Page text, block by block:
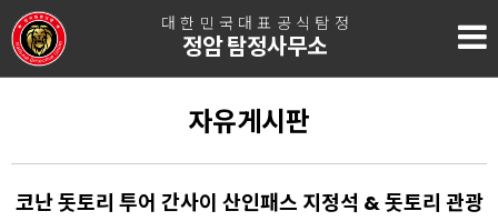
대한민국대표공식탐정
정암 탐정사무소
자유게시판
코난 돗토리 투어 간사이 산인패스 지정석 & 돗토리 관광